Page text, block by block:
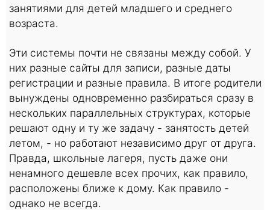
занятиями для детей младшего и среднего
возраста.
Эти системы почти не связаны между собой. У
них разные сайты для записи, разные даты
регистрации и разные правила. В итоге родители
вынуждены одновременно разбираться сразу в
нескольких параллельных структурах, которые
решают одну и ту же задачу - занятость детей
летом, - но работают независимо друг от друга.
Правда, школьные лагеря, пусть даже они
ненамного дешевле всех прочих, как правило,
расположены ближе к дому. Как правило -
однако не всегда.